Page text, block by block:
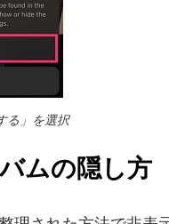
る」を選択
ムの隠し方